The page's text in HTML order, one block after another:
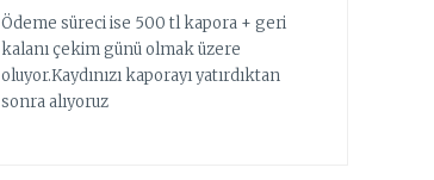
Ödeme süreci ise 500 tl kapora + geri
kalanı çekim günü olmak üzere
oluyor.Kaydınızı kaporayı yatırdıktan
sonra alıyoruz